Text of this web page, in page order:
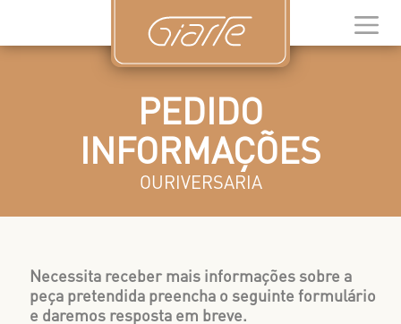
PEDIDO
INFORMAÇÕES
OURIVERSARIA
Necessita receber mais informações sobre a
peça pretendida preencha o seguinte formulário
e daremos resposta em breve.